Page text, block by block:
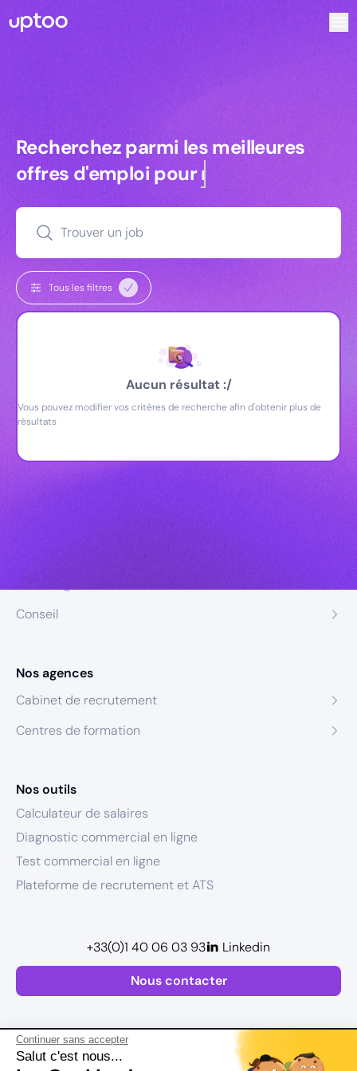
Continuer sans accepter
Salut c'est nous...
Recherchez parmi les meilleures
Recherchez parmi les meilleures
offres d'emploi pourcommerciaux
Trouver un job
Tous les filtres
Aucun résultat :/
Vous pouvez modifier vos critères de recherche afin d'obtenir plus de
résultats
Conseil
Nos agences
Cabinet de recrutement
Centres de formation
Nos outils
Calculateur de salaires
Diagnostic commercial en ligne
Test commercial en ligne
Plateforme de recrutement et ATS
Nous contacter
+33(0)1 40 06 03 93 Linkedin